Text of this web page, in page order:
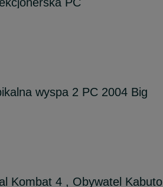
wyspa 2 PC 2004 Big
Kombat 4 , Obywatel Kabuto